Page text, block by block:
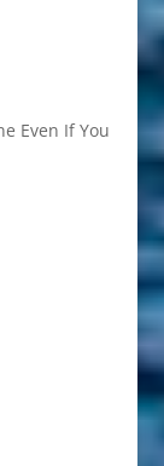
Even If You